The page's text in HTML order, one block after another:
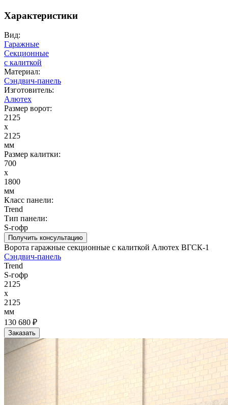
Характеристики
Вид:
Гаражные
Секционные
с калиткой
Материал:
Сэндвич-панель
Изготовитель:
Алютех
Размер ворот:
2125
x
2125
мм
Размер калитки:
700
x
1800
мм
Класс панели:
Trend
Тип панели:
S-гофр
Получить консультацию
Ворота гаражные секционные с калиткой Алютех ВГСК-1
Сэндвич-панель
Trend
S-гофр
2125
x
2125
мм
130 680 ₽
Заказать